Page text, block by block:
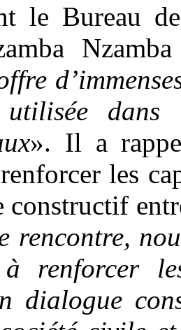
le Bureau
dans
». Il a
les
rencontre,
à renforcer
dialogue